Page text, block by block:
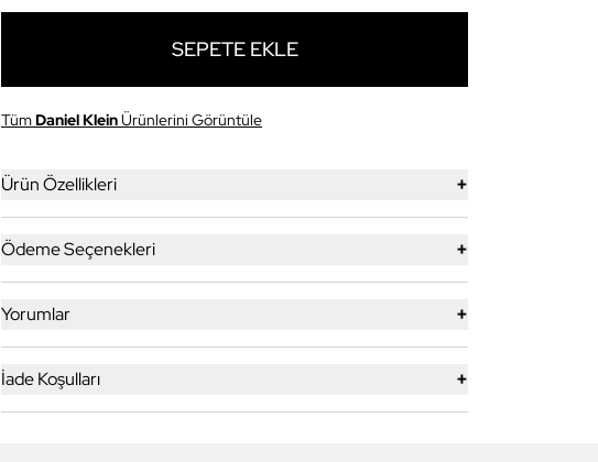
SEPETE EKLE
TümDaniel KleinÜrünlerini Görüntüle
Ürün Özellikleri +
Ödeme Seçenekleri +
Yorumlar +
İade Koşulları +